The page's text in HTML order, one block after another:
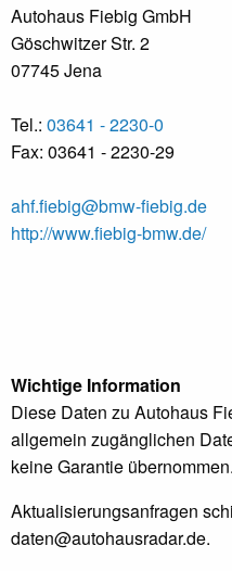
Autohaus Fiebig GmbH
Göschwitzer Str. 2
07745 Jena
Tel.: 03641 - 2230-0
Fax: 03641 - 2230-29
ahf.fiebig@bmw-fiebig.de
http://www.fiebig-bmw.de/
Wichtige Information
Diese Daten zu Autohaus
allgemein zugänglichen
keine Garantie übernommen.
Aktualisierungsanfragen
daten@autohausradar.de.